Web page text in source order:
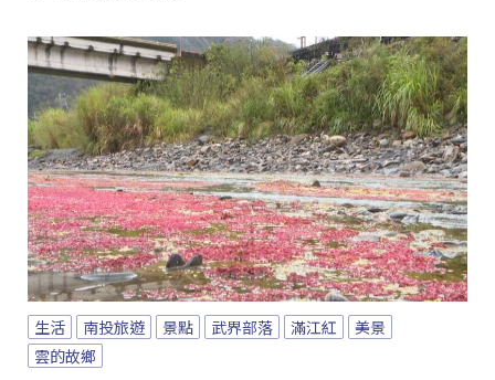
生活 南投旅遊 景點 武界部落 滿江紅
美景
雲的故鄉